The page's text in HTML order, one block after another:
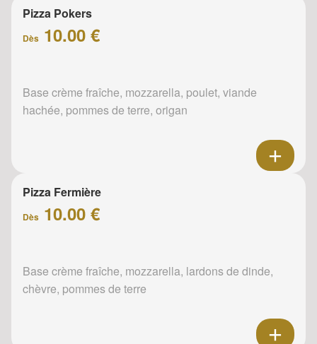
Pizza Pokers
Dès 10.00 €
Base crème fraîche, mozzarella, poulet, viande
hachée, pommes de terre, origan
Pizza Fermière
Dès 10.00 €
Base crème fraîche, mozzarella, lardons de dinde,
chèvre, pommes de terre